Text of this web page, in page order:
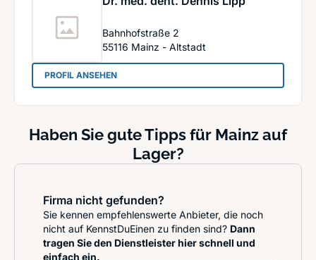
Bahnhofstraße 2
55116 Mainz - Altstadt
PROFIL ANSEHEN: Dr. med. dent. Dennis Lipp
Haben Sie gute Tipps für Mainz auf
Lager?
Firma nicht gefunden?
Sie kennen empfehlenswerte Anbieter, die noch
nicht auf KennstDuEinen zu finden sind? Dann
tragen Sie den Dienstleister hier schnell und
einfach ein.